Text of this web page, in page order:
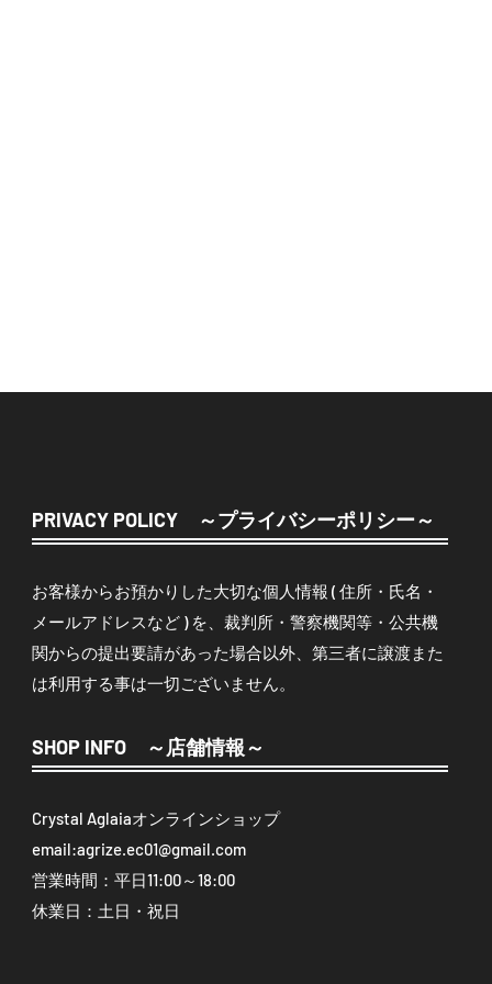
PRIVACY POLICY ～プライバシーポリシー～
お客様からお預かりした大切な個人情報 ( 住所・氏名・
メールアドレスなど ) を、裁判所・警察機関等・公共機
関からの提出要請があった場合以外、第三者に譲渡また
は利用する事は一切ございません。
SHOP INFO ～店舗情報～
Crystal Aglaiaオンラインショップ
email:agrize.ec01@gmail.com
営業時間：平日11:00～18:00
休業日：土日・祝日